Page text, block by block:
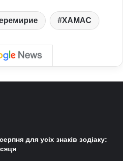
ХАМАС
для усіх знаків зодіаку: